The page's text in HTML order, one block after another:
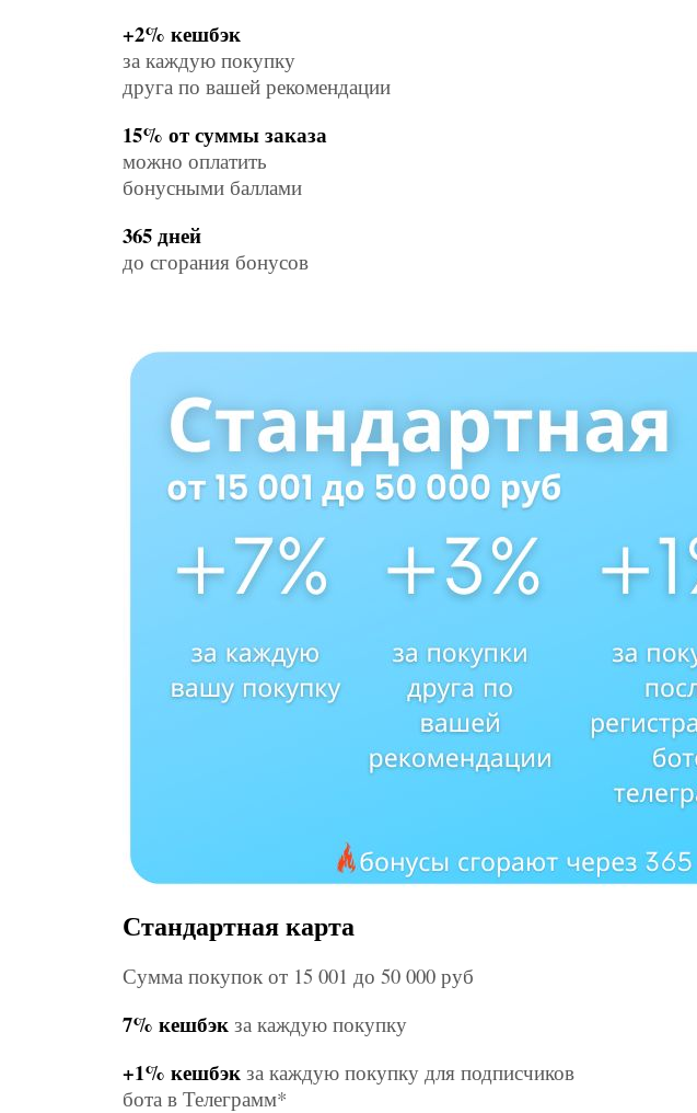
+2% кешбэк
за каждую покупку
друга по вашей рекомендации
15% от суммы заказа
можно оплатить
бонусными баллами
365 дней
до сгорания бонусов
Стандартная карта
Сумма покупок от 15 001 до 50 000 руб
7% кешбэк за каждую покупку
+1% кешбэк за каждую покупку для подписчиков
бота в Телеграмм*